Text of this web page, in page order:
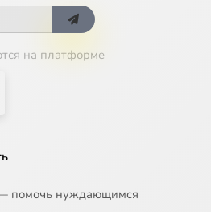
на платформе
— помочь нуждающимся